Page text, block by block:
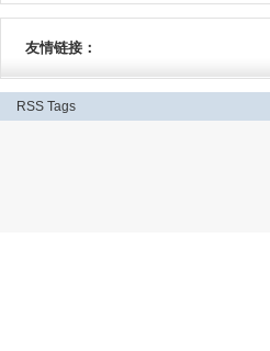
友情链接：
RSS Tags